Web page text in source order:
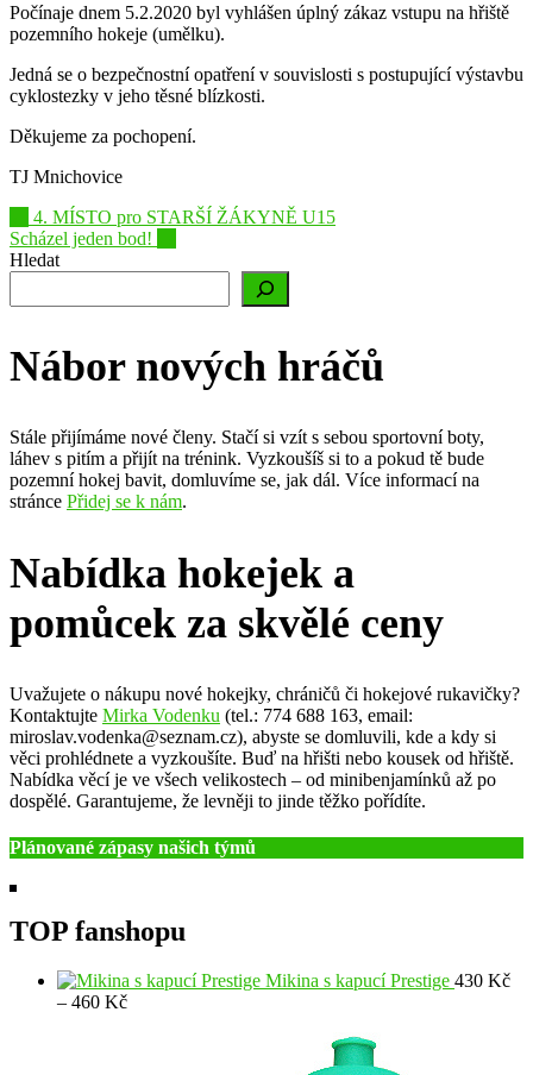
Počínaje dnem 5.2.2020 byl vyhlášen úplný zákaz vstupu na hřiště
pozemního hokeje (umělku).
Jedná se o bezpečnostní opatření v souvislosti s postupující výstavbu
cyklostezky v jeho těsné blízkosti.
Děkujeme za pochopení.
TJ Mnichovice
Post
navigation
4. MÍSTO pro STARŠÍ ŽÁKYNĚ U15
Scházel jeden bod!
Hledat
Nábor nových hráčů
Stále přijímáme nové členy. Stačí si vzít s sebou sportovní boty,
láhev s pitím a přijít na trénink. Vyzkoušíš si to a pokud tě bude
pozemní hokej bavit, domluvíme se, jak dál. Více informací na
stránce Přidej se k nám.
Nabídka hokejek a
pomůcek za skvělé ceny
Uvažujete o nákupu nové hokejky, chráničů či hokejové rukavičky?
Kontaktujte Mirka Vodenku (tel.: 774 688 163, email:
miroslav.vodenka@seznam.cz), abyste se domluvili, kde a kdy si
věci prohlédnete a vyzkoušíte. Buď na hřišti nebo kousek od hřiště.
Nabídka věcí je ve všech velikostech – od minibenjamínků až po
dospělé. Garantujeme, že levněji to jinde těžko pořídíte.
Plánované zápasy našich týmů
TOP fanshopu
Mikina s kapucí Prestige 430 Kč
– 460 KčRozpětí